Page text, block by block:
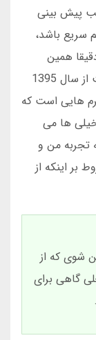
پیش بینی
سریع باشد،
همین
جاست که یورو بت وارد می شود. این سایت از سال 1395
هایی است که
خیلی ها می
تجربه من و
بر اینکه از
شوی که از
گاهی برای